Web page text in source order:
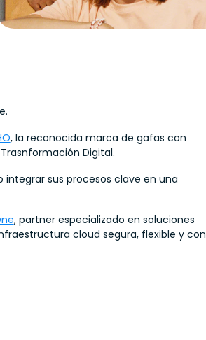
, la reconocida marca de gafas con
Digital.
integrar sus procesos clave en una
, partner especializado en soluciones
cloud segura, flexible y con